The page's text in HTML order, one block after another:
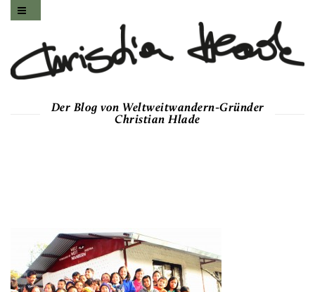
Der Blog von Weltweitwandern-Gründer
Christian Hlade